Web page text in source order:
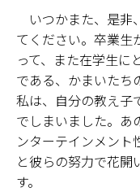
いつかまた、是非
てください。卒業生
って、また在学生に
である、かまいたち
私は、自分の教え子
でしまいました。あ
ンターテインメント
と彼らの努力で花開
す。